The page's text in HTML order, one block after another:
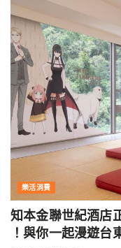
樂活消費
知本金聯世紀酒店
！與你一起漫遊台